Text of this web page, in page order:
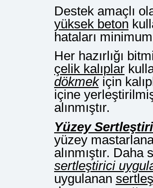
Destek amaçlı
yüksek beton
hataları
Her hazırlığı
çelik kalıplar
dökmekiçin
içine
alınmıştır.
Yüzey
yüzey
alınmıştır.
sertleştirici
uygulanan